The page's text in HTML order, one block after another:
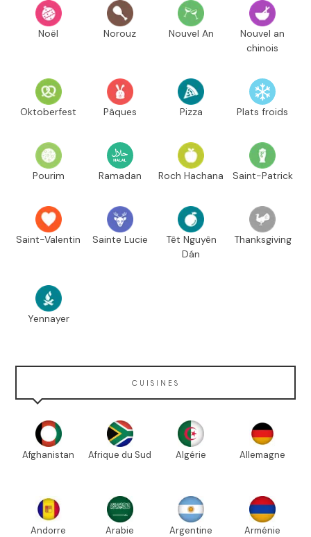
Noël Norouz Nouvel An
Nouvel an
chinois
Oktoberfest Pâques Pizza Plats froids
Pourim Ramadan Roch Hachana Saint-Patrick
Saint-Valentin Sainte Lucie
Têt Nguyên
Dán
Thanksgiving
Yennayer
CUISINES
Afghanistan Afrique du Sud Algérie Allemagne
Andorre
Arabie
Argentine Arménie